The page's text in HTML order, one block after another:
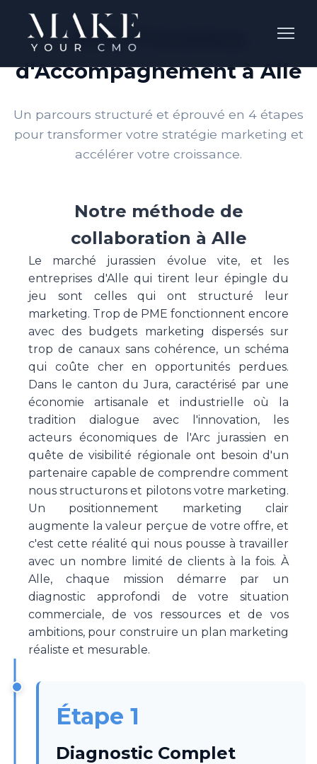
Notre Processus
d'Accompagnement à Alle
Un parcours structuré et éprouvé en 4 étapes
pour transformer votre stratégie marketing et
accélérer votre croissance.
Notre méthode de
collaboration à Alle
Le marché jurassien évolue vite, et les
entreprises d'Alle qui tirent leur épingle du
jeu sont celles qui ont structuré leur
marketing. Trop de PME fonctionnent encore
avec des budgets marketing dispersés sur
trop de canaux sans cohérence, un schéma
qui coûte cher en opportunités perdues.
Dans le canton du Jura, caractérisé par une
économie artisanale et industrielle où la
tradition dialogue avec l'innovation, les
acteurs économiques de l'Arc jurassien en
quête de visibilité régionale ont besoin d'un
partenaire capable de comprendre comment
nous structurons et pilotons votre marketing.
Un positionnement marketing clair
augmente la valeur perçue de votre offre, et
c'est cette réalité qui nous pousse à travailler
avec un nombre limité de clients à la fois. À
Alle, chaque mission démarre par un
diagnostic approfondi de votre situation
commerciale, de vos ressources et de vos
ambitions, pour construire un plan marketing
réaliste et mesurable.
Étape 1
Diagnostic Complet